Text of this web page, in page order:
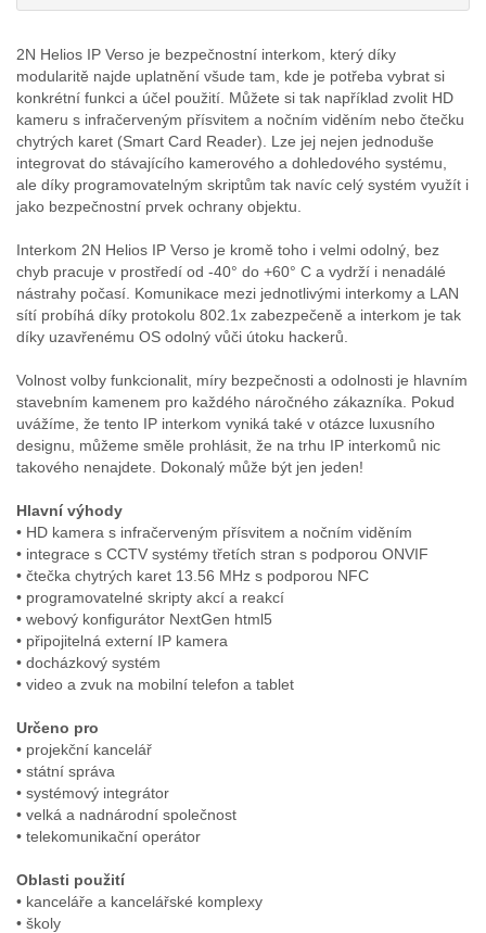
2N Helios IP Verso je bezpečnostní interkom, který díky
modularitě najde uplatnění všude tam, kde je potřeba vybrat si
konkrétní funkci a účel použití. Můžete si tak například zvolit HD
kameru s infračerveným přísvitem a nočním viděním nebo čtečku
chytrých karet (Smart Card Reader). Lze jej nejen jednoduše
integrovat do stávajícího kamerového a dohledového systému,
ale díky programovatelným skriptům tak navíc celý systém využít i
jako bezpečnostní prvek ochrany objektu.
Interkom 2N Helios IP Verso je kromě toho i velmi odolný, bez
chyb pracuje v prostředí od -40° do +60° C a vydrží i nenadálé
nástrahy počasí. Komunikace mezi jednotlivými interkomy a LAN
sítí probíhá díky protokolu 802.1x zabezpečeně a interkom je tak
díky uzavřenému OS odolný vůči útoku hackerů.
Volnost volby funkcionalit, míry bezpečnosti a odolnosti je hlavním
stavebním kamenem pro každého náročného zákazníka. Pokud
uvážíme, že tento IP interkom vyniká také v otázce luxusního
designu, můžeme směle prohlásit, že na trhu IP interkomů nic
takového nenajdete. Dokonalý může být jen jeden!
Hlavní výhody
• HD kamera s infračerveným přísvitem a nočním viděním
• integrace s CCTV systémy třetích stran s podporou ONVIF
• čtečka chytrých karet 13.56 MHz s podporou NFC
• programovatelné skripty akcí a reakcí
• webový konfigurátor NextGen html5
• připojitelná externí IP kamera
• docházkový systém
• video a zvuk na mobilní telefon a tablet
Určeno pro
• projekční kancelář
• státní správa
• systémový integrátor
• velká a nadnárodní společnost
• telekomunikační operátor
Oblasti použití
• kanceláře a kancelářské komplexy
• školy